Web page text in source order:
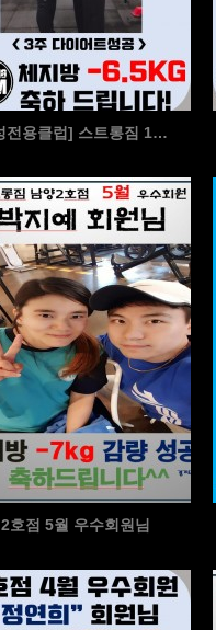
[여성전용클럽] 스트롱짐 1호점 7월 우수회원 < 한주…
2호점 5월 우수회원님